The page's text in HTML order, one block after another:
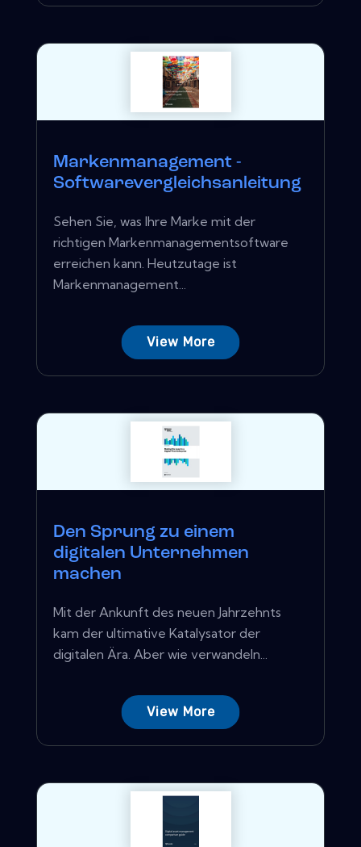
Markenmanagement -
Softwarevergleichsanleitung
Sehen Sie, was Ihre Marke mit der
richtigen Markenmanagementsoftware
erreichen kann. Heutzutage ist
Markenmanagement...
View More
Den Sprung zu einem
digitalen Unternehmen
machen
Mit der Ankunft des neuen Jahrzehnts
kam der ultimative Katalysator der
digitalen Ära. Aber wie verwandeln...
View More